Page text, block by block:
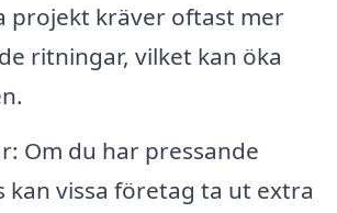
projekt kräver oftast mer
ritningar, vilket kan öka
Om du har pressande
kan vissa företag ta ut extra